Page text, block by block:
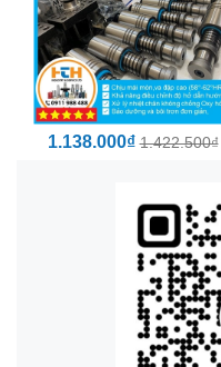
1.138.000₫1.422.500₫